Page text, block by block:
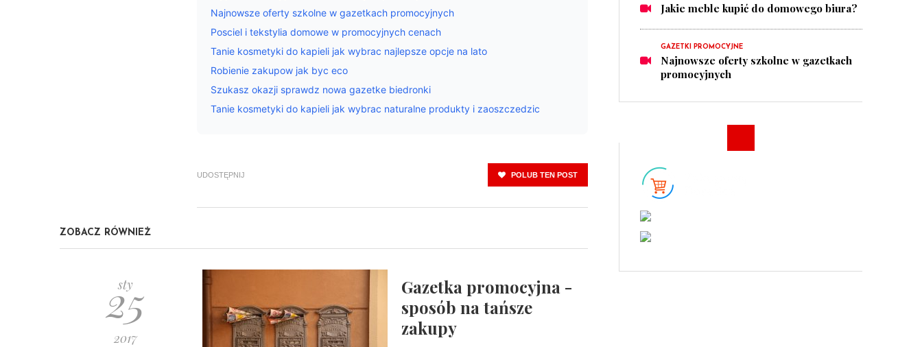
Najnowsze oferty szkolne w gazetkach promocyjnych
Posciel i tekstylia domowe w promocyjnych cenach
Tanie kosmetyki do kapieli jak wybrac najlepsze opcje na lato
Robienie zakupow jak byc eco
Szukasz okazji sprawdz nowa gazetke biedronki
Tanie kosmetyki do kapieli jak wybrac naturalne produkty i zaoszczedzic
UDOSTĘPNIJ POLUB TEN POST
ZOBACZ RÓWNIEŻ
sty
25
2017
Gazetka promocyjna -
sposób na tańsze
zakupy
Jakie meble kupić do domowego biura?
GAZETKI PROMOCYJNE
Najnowsze oferty szkolne w gazetkach
promocyjnych